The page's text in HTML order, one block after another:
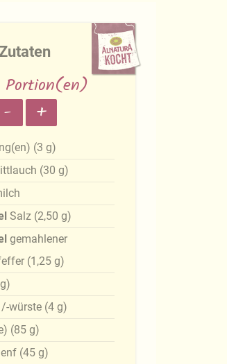
- +
(3 g)
(30 g)
Salz (2,50 g)
gemahlener
(1,25 g)
g)
würste (4 g)
(85 g)
(45 g)